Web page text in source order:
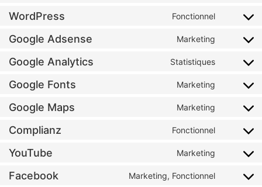
WordPress Fonctionnel
Google Adsense Marketing
Google Analytics Statistiques
Google Fonts Marketing
Google Maps Marketing
Complianz Fonctionnel
YouTube Marketing
Facebook Marketing, Fonctionnel